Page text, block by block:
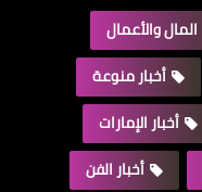
المال والأعمال
أخبار منوعة
أخبار الإمارات
أخبار الفن